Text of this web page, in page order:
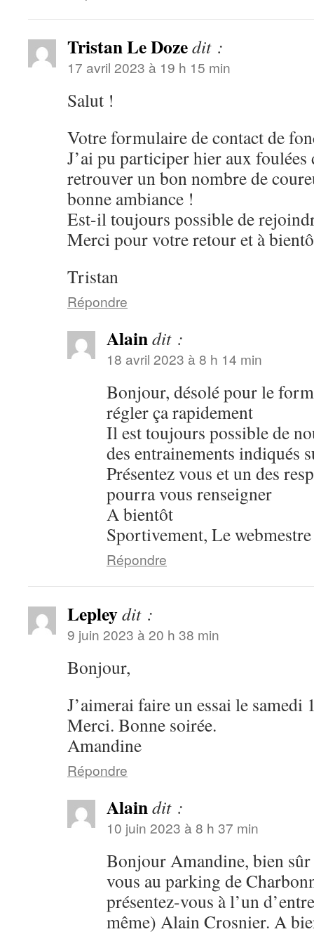
Tristan Le Dozedit :
17 avril 2023 à 19 h 15 min
Salut !
Votre formulaire de contact de
J’ai pu participer hier aux foulées
retrouver un bon nombre de
bonne ambiance !
Est-il toujours possible de
Merci pour votre retour et à
Tristan
Répondre
Alaindit :
18 avril 2023 à 8 h 14 min
Bonjour, désolé pour le
régler ça rapidement
Il est toujours possible de
des entrainements indiqués
Présentez vous et un des
pourra vous renseigner
A bientôt
Sportivement, Le webmestre
Répondre
Lepleydit :
9 juin 2023 à 20 h 38 min
Bonjour,
J’aimerai faire un essai le samedi
Merci. Bonne soirée.
Amandine
Répondre
Alaindit :
10 juin 2023 à 8 h 37 min
Bonjour Amandine, bien
vous au parking de
présentez-vous à l’un
même) Alain Crosnier. A